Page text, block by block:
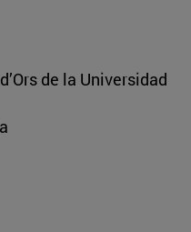
de la Universidad